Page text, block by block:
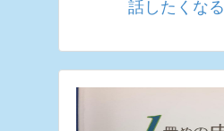
話したくな